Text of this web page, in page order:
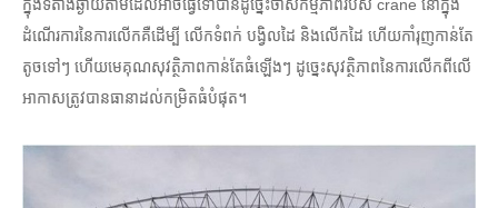
ក្នុងទីតាំងឆ្ងាយតាមដែលអាចធ្វើទៅបានដូច្នេះថាសកម្មភាពរបស់ crane នៅក្នុង
ដំណើរការនៃការលើកគឺដើម្បី លើកទំពក់ បង្វិលដៃ និងលើកដៃ ហើយកាំរុញកាន់តែ
តូចទៅៗ ហើយមេគុណសុវត្ថិភាពកាន់តែធំឡើងៗ ដូច្នេះសុវត្ថិភាពនៃការលើកពីលើ
អាកាសត្រូវបានធានាដល់កម្រិតធំបំផុត។